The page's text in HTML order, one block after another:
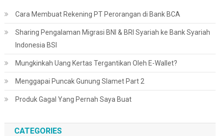
Cara Membuat Rekening PT Perorangan di Bank BCA
Sharing Pengalaman Migrasi BNI & BRI Syariah ke Bank Syariah
Indonesia BSI
Mungkinkah Uang Kertas Tergantikan Oleh E-Wallet?
Menggapai Puncak Gunung Slamet Part 2
Produk Gagal Yang Pernah Saya Buat
CATEGORIES